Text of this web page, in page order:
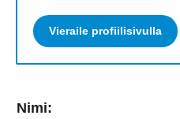
Nimi:
Vieraile profiilisivulla